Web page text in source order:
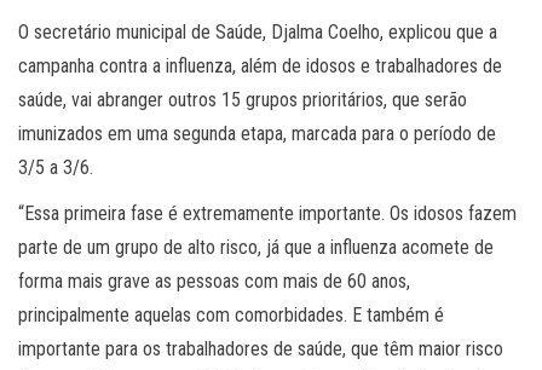
O secretário municipal de Saúde, Djalma Coelho, explicou que a
campanha contra a influenza, além de idosos e trabalhadores de
saúde, vai abranger outros 15 grupos prioritários, que serão
imunizados em uma segunda etapa, marcada para o período de
3/5 a 3/6.
“Essa primeira fase é extremamente importante. Os idosos fazem
parte de um grupo de alto risco, já que a influenza acomete de
forma mais grave as pessoas com mais de 60 anos,
principalmente aquelas com comorbidades. E também é
importante para os trabalhadores de saúde, que têm maior risco